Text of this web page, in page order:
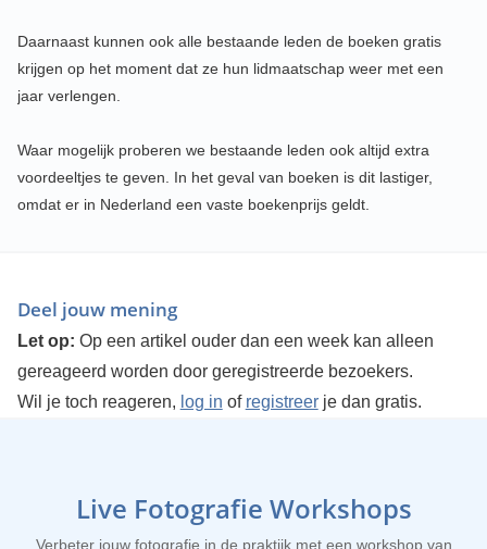
Daarnaast kunnen ook alle bestaande leden de boeken gratis
krijgen op het moment dat ze hun lidmaatschap weer met een
jaar verlengen.
Waar mogelijk proberen we bestaande leden ook altijd extra
voordeeltjes te geven. In het geval van boeken is dit lastiger,
omdat er in Nederland een vaste boekenprijs geldt.
Deel jouw mening
Let op: Op een artikel ouder dan een week kan alleen
gereageerd worden door geregistreerde bezoekers.
Wil je toch reageren, log in of registreerje dan gratis.
Live Fotografie Workshops
Verbeter jouw fotografie in de praktijk met een workshop van